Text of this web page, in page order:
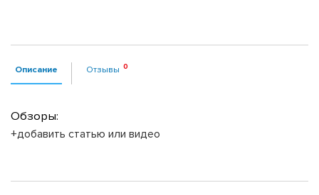
Описание Отзывы
Обзоры:
+добавить статью или видео